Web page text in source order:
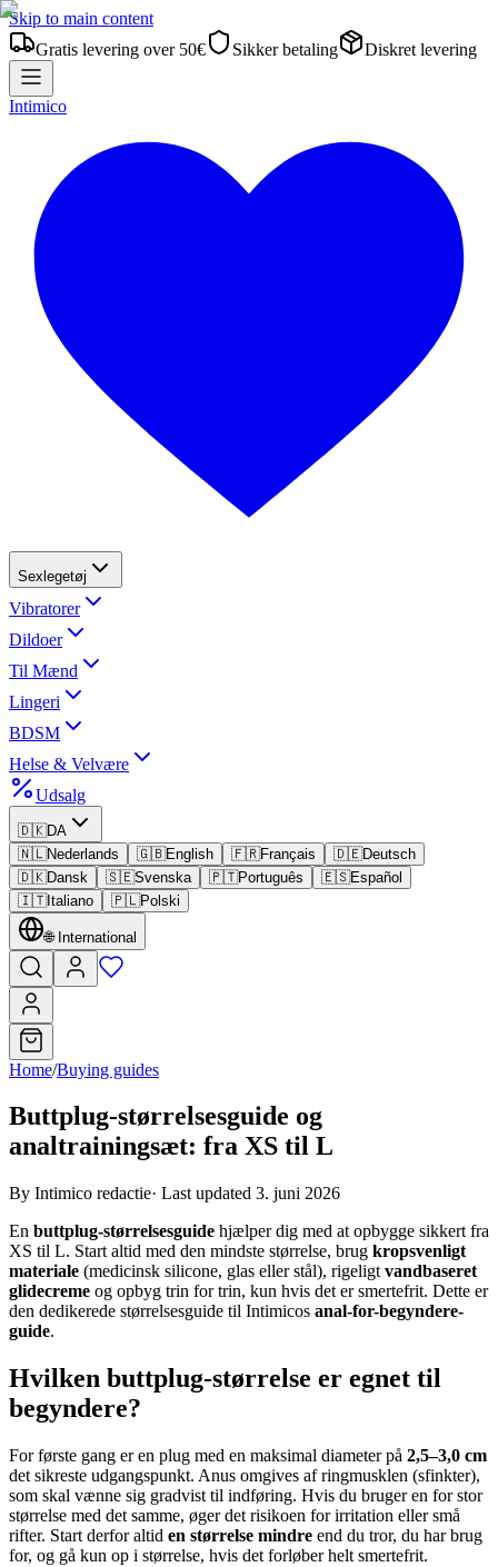
Skip to main content
Gratis levering over 50€
Sikker betaling Diskret levering
Intimico
Sexlegetøj
Vibratorer
Dildoer
Til Mænd
Lingeri
BDSM
Helse & Velvære
Udsalg
🇩🇰DA
🇳🇱Nederlands 🇬🇧English 🇫🇷Français 🇩🇪Deutsch
🇩🇰Dansk 🇸🇪Svenska 🇵🇹Português 🇪🇸Español
🇮🇹Italiano 🇵🇱Polski
🌐 International
Home/Buying guides
Buttplug-størrelsesguide og
analtrainingsæt: fra XS til L
By Intimico redactie· Last updated 3. juni 2026
En buttplug-størrelsesguide hjælper dig med at opbygge sikkert fra
XS til L. Start altid med den mindste størrelse, brug kropsvenligt
materiale (medicinsk silicone, glas eller stål), rigeligt vandbaseret
glidecreme og opbyg trin for trin, kun hvis det er smertefrit. Dette er
den dedikerede størrelsesguide til Intimicos anal-for-begyndere-
guide.
Hvilken buttplug-størrelse er egnet til
begyndere?
For første gang er en plug med en maksimal diameter på 2,5–3,0 cm
det sikreste udgangspunkt. Anus omgives af ringmusklen (sfinkter),
som skal vænne sig gradvist til indføring. Hvis du bruger en for stor
størrelse med det samme, øger det risikoen for irritation eller små
rifter. Start derfor altid en størrelse mindre end du tror, du har brug
for, og gå kun op i størrelse, hvis det forløber helt smertefrit.